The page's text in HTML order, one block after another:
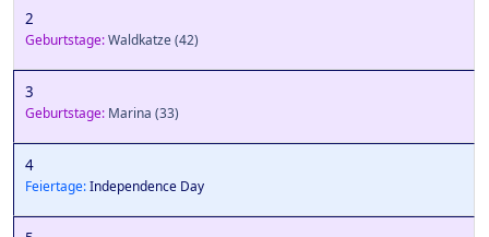
2
Geburtstage:Waldkatze(42)
3
Geburtstage: Marina (33)
4
Feiertage:Independence Day